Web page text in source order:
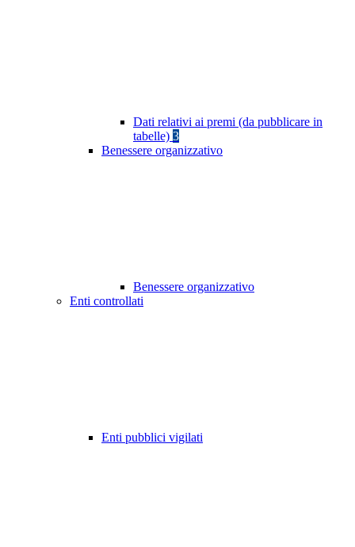
Dati relativi ai premi (da pubblicare in
tabelle) 3
Benessere organizzativo
Benessere organizzativo
Enti controllati
Enti pubblici vigilati